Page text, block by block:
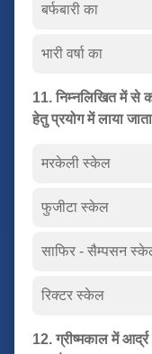
बर्फबारी का
भारी वर्षा का
11. निम्नलिखित में से
हेतु प्रयोग में लाया
मरकेली स्केल
फुजीटा स्केल
साफिर - सैम्पसन
रिक्टर स्केल
12. ग्रीष्मकाल में